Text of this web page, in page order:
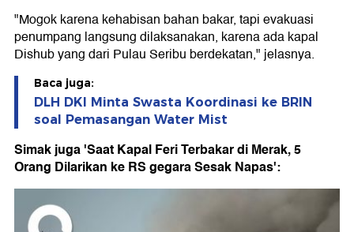
"Mogok karena kehabisan bahan bakar, tapi evakuasi
penumpang langsung dilaksanakan, karena ada kapal
Dishub yang dari Pulau Seribu berdekatan," jelasnya.
Baca juga:
DLH DKI Minta Swasta Koordinasi ke BRIN
soal Pemasangan Water Mist
Simak juga 'Saat Kapal Feri Terbakar di Merak, 5
Orang Dilarikan ke RS gegara Sesak Napas':